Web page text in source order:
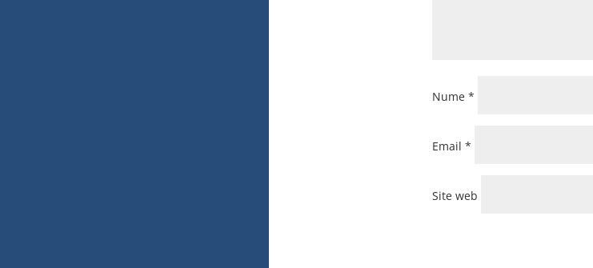
Nume *
Email *
Site web